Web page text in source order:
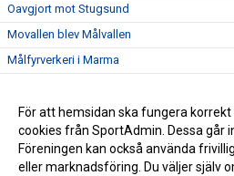
Oavgjort mot Stugsund
Movallen blev Målvallen
Målfyrverkeri i Marma
Storseger i premiären
Försäsongen över - Nu kör vi!
För att hemsidan ska fungera
cookies från SportAdmin. Dessa går
Föreningen kan också använda
eller marknadsföring. Du väljer själv